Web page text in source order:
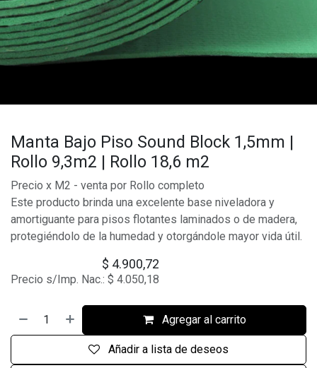
Manta Bajo Piso Sound Block 1,5mm |
Rollo 9,3m2 | Rollo 18,6 m2
Precio x M2 - venta por Rollo completo
Este producto brinda una excelente base niveladora y
amortiguante para pisos flotantes laminados o de madera,
protegiéndolo de la humedad y otorgándole mayor vida útil.
$ 4.900,72
Precio s/Imp. Nac.: $ 4.050,18
Agregar al carrito
Añadir a lista de deseos